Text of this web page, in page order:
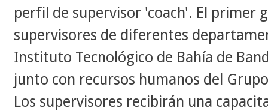
perfil de supervisor 'coach'. El primer
supervisores de diferentes
Instituto Tecnológico de Bahía de
junto con recursos humanos del
​Los supervisores recibirán una